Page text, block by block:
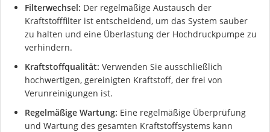
Filterwechsel: Der regelmäßige Austausch der
Kraftstofffilter ist entscheidend, um das System sauber
zu halten und eine Überlastung der Hochdruckpumpe zu
verhindern.
Kraftstoffqualität: Verwenden Sie ausschließlich
hochwertigen, gereinigten Kraftstoff, der frei von
Verunreinigungen ist.
Regelmäßige Wartung: Eine regelmäßige Überprüfung
und Wartung des gesamten Kraftstoffsystems kann